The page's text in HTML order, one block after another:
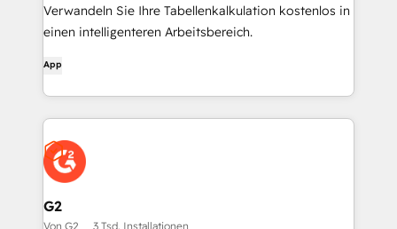
Verwandeln Sie Ihre Tabellenkalkulation kostenlos in
einen intelligenteren Arbeitsbereich.
App
G2
Von G2 3 Tsd. Installationen